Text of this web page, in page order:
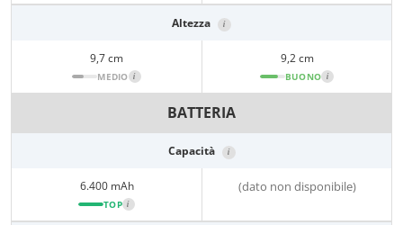
Altezza i
9,7 cm
MEDIO i
9,2 cm
BUONO i
BATTERIA
Capacità i
6.400 mAh
TOP i
(dato non disponibile)